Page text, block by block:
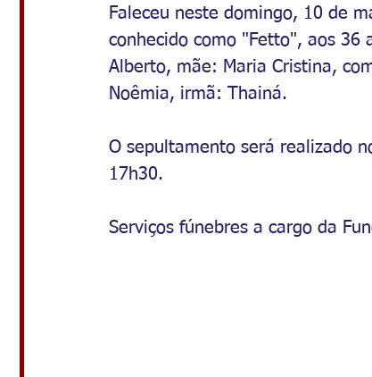
Faleceu neste domingo, 10 de
conhecido como "Fetto", aos 36
Alberto, mãe: Maria Cristina,
Noêmia, irmã: Thainá.
O sepultamento será realizado
17h30.
Serviços fúnebres a cargo da